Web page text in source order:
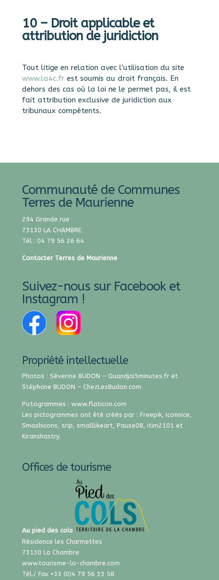
10 – Droit applicable et
attribution de juridiction
Tout litige en relation avec l’utilisation du site
www.la4c.frest soumis au droit français. En
dehors des cas où la loi ne le permet pas, il est
fait attribution exclusive de juridiction aux
tribunaux compétents.
Communauté de Communes
Terres de Maurienne
294 Grande rue
73130 LA CHAMBRE
Tél : 04 79 56 26 64
Contacter Terres de Maurienne
Suivez-nous sur Facebook et
Instagram !
Propriété intellectuelle
Photos : Séverine BUDON – Quandjai5minutes.fret
Stéphane BUDON – ChezLesBudon.com
Pictogrammes : www.flaticon.com
Les pictogrammes ont été créés par : Freepik, Iconnice,
Smashicons, srip, smalllikeart, Pause08, itim2101 et
Kiranshastry.
Offices de tourisme
Au pied des cols
Résidence les Charmettes
73130 La Chambre
www.tourisme-la-chambre.com
Tél./ Fax +33 (0)4 79 56 33 58